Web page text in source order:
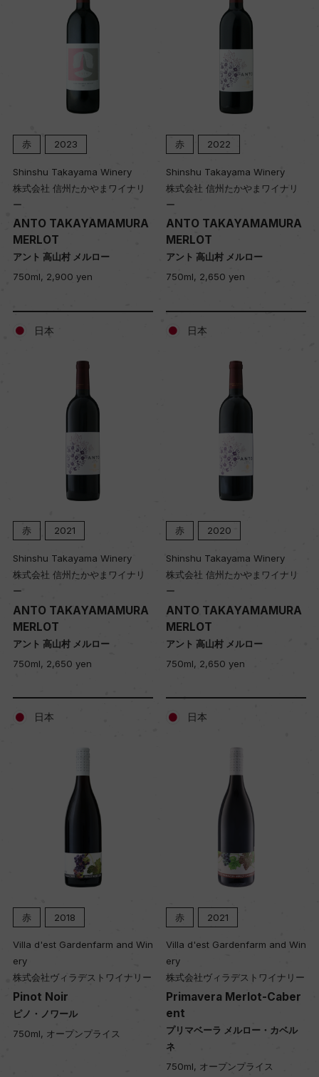
ヴィンテージ順に表示
赤 2023
Shinshu Takayama Winery
株式会社 信州たかやまワイナリ
ー
ANTO TAKAYAMAMURA
MERLOT
アント 高山村 メルロー
750ml, 2,900 yen
赤 2022
Shinshu Takayama Winery
株式会社 信州たかやまワイナリ
ー
ANTO TAKAYAMAMURA
MERLOT
アント 高山村 メルロー
750ml, 2,650 yen
日本
赤 2021
Shinshu Takayama Winery
株式会社 信州たかやまワイナリ
ー
ANTO TAKAYAMAMURA
MERLOT
アント 高山村 メルロー
750ml, 2,650 yen
日本
赤 2020
Shinshu Takayama Winery
株式会社 信州たかやまワイナリ
ー
ANTO TAKAYAMAMURA
MERLOT
アント 高山村 メルロー
750ml, 2,650 yen
日本
赤 2018
Villa d'est Gardenfarm and Win
ery
株式会社ヴィラデストワイナリー
Pinot Noir
ピノ・ノワール
750ml, オープンプライス
日本
赤 2021
Villa d'est Gardenfarm and Win
ery
株式会社ヴィラデストワイナリー
Primavera Merlot-Caber
ent
プリマベーラ メルロー・カベル
ネ
750ml, オープンプライス